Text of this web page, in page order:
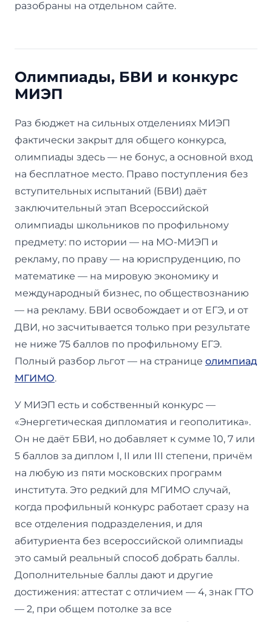
разобраны на отдельном сайте.
Олимпиады, БВИ и конкурс
МИЭП
Раз бюджет на сильных отделениях МИЭП
фактически закрыт для общего конкурса,
олимпиады здесь — не бонус, а основной вход
на бесплатное место. Право поступления без
вступительных испытаний (БВИ) даёт
заключительный этап Всероссийской
олимпиады школьников по профильному
предмету: по истории — на МО-МИЭП и
рекламу, по праву — на юриспруденцию, по
математике — на мировую экономику и
международный бизнес, по обществознанию
— на рекламу. БВИ освобождает и от ЕГЭ, и от
ДВИ, но засчитывается только при результате
не ниже 75 баллов по профильному ЕГЭ.
Полный разбор льгот — на странице олимпиад
МГИМО.
У МИЭП есть и собственный конкурс —
«Энергетическая дипломатия и геополитика».
Он не даёт БВИ, но добавляет к сумме 10, 7 или
5 баллов за диплом I, II или III степени, причём
на любую из пяти московских программ
института. Это редкий для МГИМО случай,
когда профильный конкурс работает сразу на
все отделения подразделения, и для
абитуриента без всероссийской олимпиады
это самый реальный способ добрать баллы.
Дополнительные баллы дают и другие
достижения: аттестат с отличием — 4, знак ГТО
— 2, при общем потолке за все